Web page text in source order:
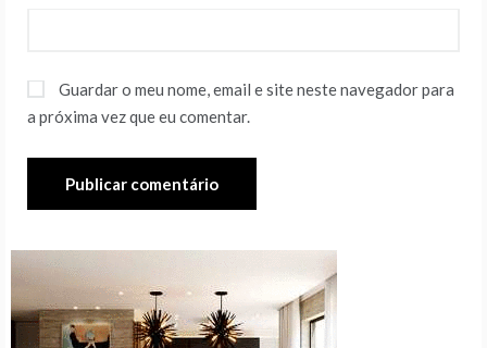
Guardar o meu nome, email e site neste navegador para
a próxima vez que eu comentar.